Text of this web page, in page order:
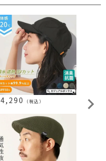
4,290 （税込） ¥